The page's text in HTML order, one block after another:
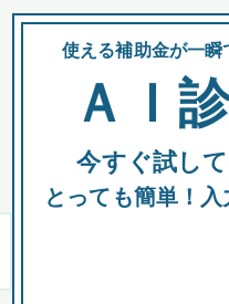
使える補助金が一瞬
ＡＩ
今すぐ試し
とっても簡単！